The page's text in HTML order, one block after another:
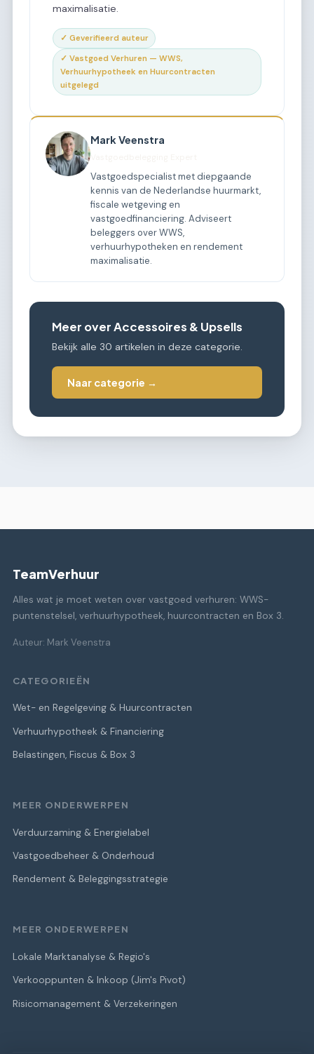
maximalisatie.
✓ Geverifieerd auteur
✓ Vastgoed Verhuren — WWS,
Verhuurhypotheek en Huurcontracten
uitgelegd
Mark Veenstra
Vastgoedspecialist met diepgaande
kennis van de Nederlandse huurmarkt,
fiscale wetgeving en
vastgoedfinanciering. Adviseert
beleggers over WWS,
verhuurhypotheken en rendement
maximalisatie.
Meer over Accessoires & Upsells
Bekijk alle 30 artikelen in deze categorie.
Naar categorie →
TeamVerhuur
Alles wat je moet weten over vastgoed verhuren: WWS-
puntenstelsel, verhuurhypotheek, huurcontracten en Box 3.
Auteur: Mark Veenstra
CATEGORIEËN
Wet- en Regelgeving & Huurcontracten
Verhuurhypotheek & Financiering
Belastingen, Fiscus & Box 3
MEER ONDERWERPEN
Verduurzaming & Energielabel
Vastgoedbeheer & Onderhoud
Rendement & Beleggingsstrategie
MEER ONDERWERPEN
Lokale Marktanalyse & Regio's
Verkooppunten & Inkoop (Jim's Pivot)
Risicomanagement & Verzekeringen